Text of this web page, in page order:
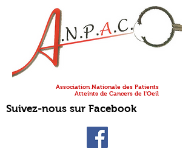
Association Nationale des Patients
Atteints de Cancers de l'Oeil
Suivez-nous sur Facebook